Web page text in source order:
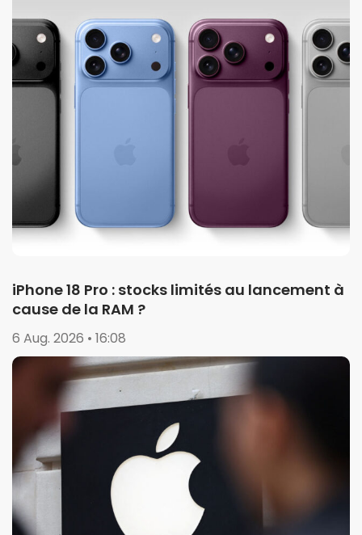
iPhone 18 Pro : stocks limités au lancement à
cause de la RAM ?
6 Aug. 2026 • 16:08